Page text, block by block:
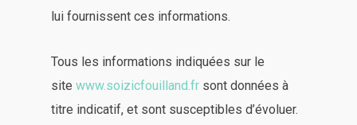
lui fournissent ces informations.
Tous les informations indiquées sur le
site www.soizicfouilland.fr sont données à
titre indicatif, et sont susceptibles d’évoluer.